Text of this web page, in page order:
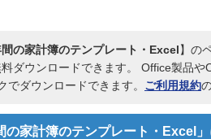
の家計簿のテンプレート・Excel】の
料ダウンロードできます。 Office製品
でダウンロードできます。 ご利用規約
の家計簿のテンプレート・Excel